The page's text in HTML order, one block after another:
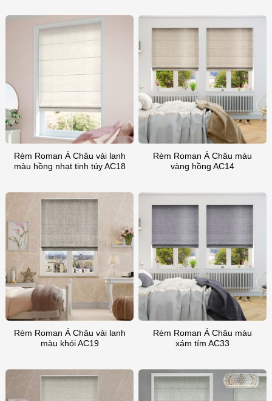
Rèm Roman Á Châu vải lanh
màu hồng nhạt tinh túy AC18
Rèm Roman Á Châu màu
vàng hồng AC14
Rèm Roman Á Châu vải lanh
màu khói AC19
Rèm Roman Á Châu màu
xám tím AC33